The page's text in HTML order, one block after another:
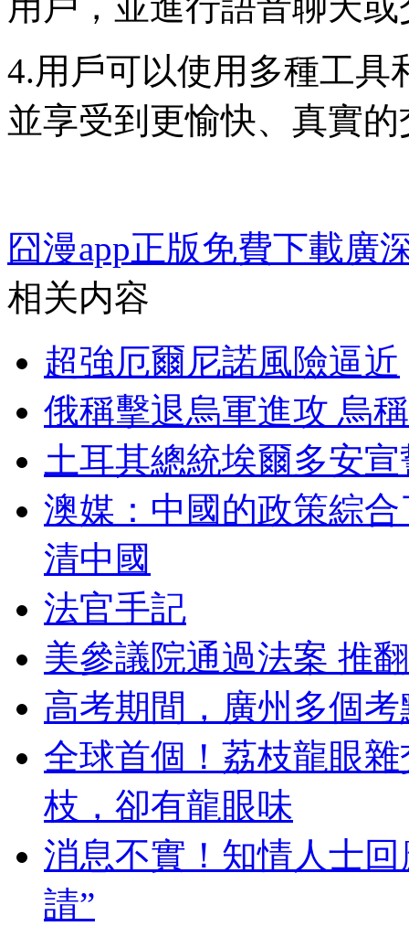
4.用戶可以使用多種工具
並享受到更愉快、真實
囧漫app正版免費下載廣
相关内容
超強厄爾尼諾風險逼近
俄稱擊退烏軍進攻 烏
土耳其總統埃爾多安
澳媒：中國的政策綜合
清中國
法官手記
美參議院通過法案 推
高考期間，廣州多個
全球首個！荔枝龍眼
枝，卻有龍眼味
消息不實！知情人士
請”